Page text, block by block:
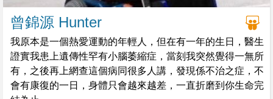
曾錦源 Hunter
我原本是一個熱愛運動的年輕人，但在有一年的生日，醫生
證實我患上遺傳性罕有小腦萎縮症，當刻我突然覺得一無所
有，之後再上網查這個病同很多人講，發現係不治之症，不
會有康復的一日，身體只會越來越差，一直折磨到你生命完